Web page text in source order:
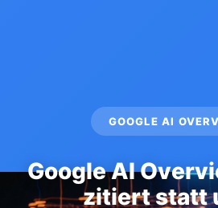
GOOGLE AI
Google AI
zitiert statt